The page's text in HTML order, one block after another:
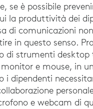
se è possibile
la produttività dei
di comunicazioni
in questo senso.
di strumenti desktop
e mouse, in
i dipendenti
e webcam di